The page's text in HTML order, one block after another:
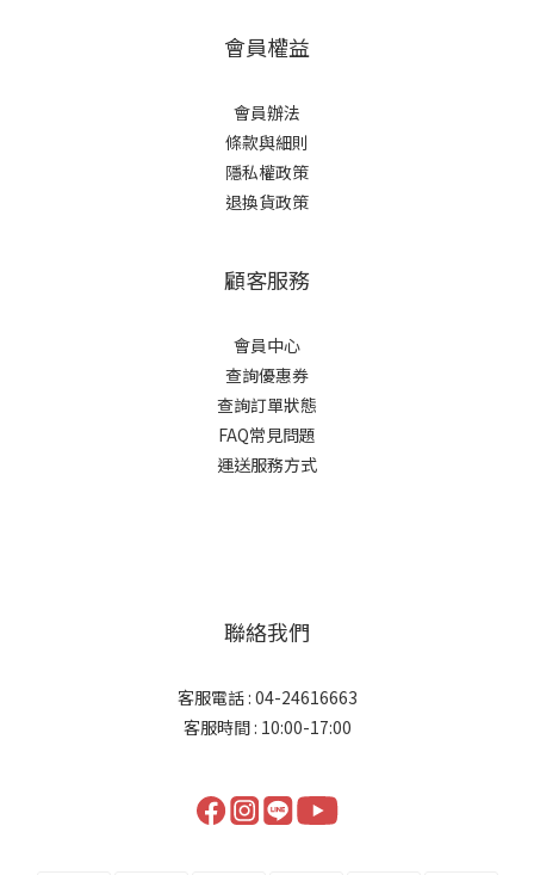
會員權益
會員辦法
條款與細則
隱私權政策
退換貨政策
顧客服務
會員中心
查詢優惠券
查詢訂單狀態
FAQ常見問題
運送服務方式
聯絡我們
客服電話 : 04-24616663
客服時間 : 10:00-17:00